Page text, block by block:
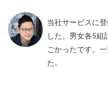
当社サービスに
した。男女各5組
ごかったです。
た。